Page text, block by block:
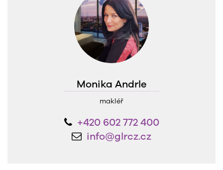
Monika Andrle
makléř
+420 602 772 400
info@glrcz.cz